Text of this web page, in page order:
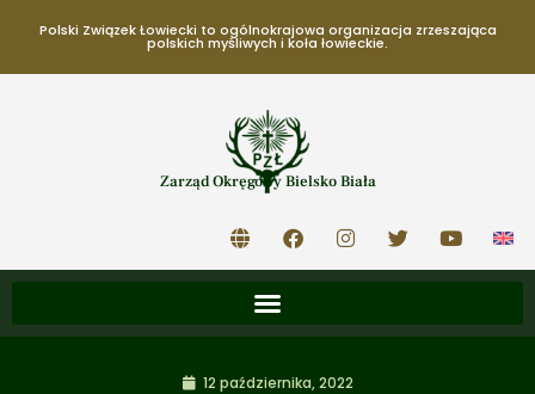
Polski Związek Łowiecki to ogólnokrajowa organizacja zrzeszająca
polskich myśliwych i koła łowieckie.
Zarząd Okręgowy Bielsko Biała
12 października, 2022